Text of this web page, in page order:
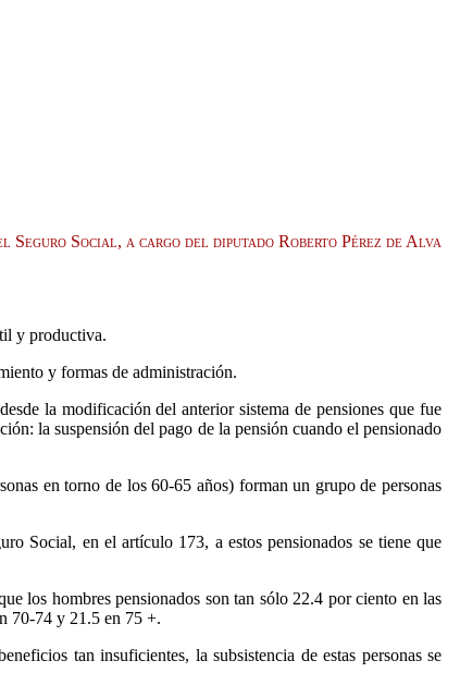
Social, a cargo del diputado Roberto Pérez de Alva
y productiva.
y formas de administración.
la modificación del anterior sistema de pensiones que fue
la suspensión del pago de la pensión cuando el pensionado
en torno de los 60-65 años) forman un grupo de personas
Social, en el artículo 173, a estos pensionados se tiene que
los hombres pensionados son tan sólo 22.4 por ciento en las
70-74 y 21.5 en 75 +.
tan insuficientes, la subsistencia de estas personas se